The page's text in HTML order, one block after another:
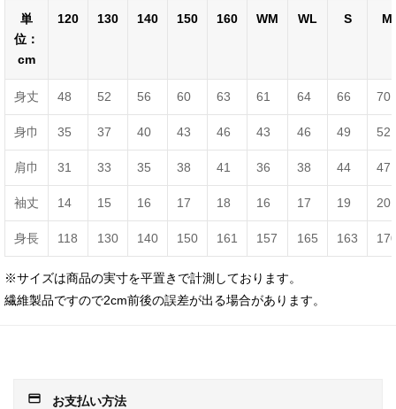
単
位：
cm
120 130 140 150 160 WM WL S M
身丈 48 52 56 60 63 61 64 66 70
身巾 35 37 40 43 46 43 46 49 52
肩巾 31 33 35 38 41 36 38 44 47
袖丈 14 15 16 17 18 16 17 19 20
身長 118 130 140 150 161 157 165 163
※サイズは商品の実寸を平置きで計測しております。
繊維製品ですので2cm前後の誤差が出る場合があります。
payment お支払い方法